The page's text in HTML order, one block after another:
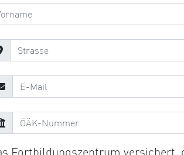
Fortbildungszentrum versichert,